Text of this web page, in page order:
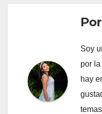
Por
Soy
por
hay